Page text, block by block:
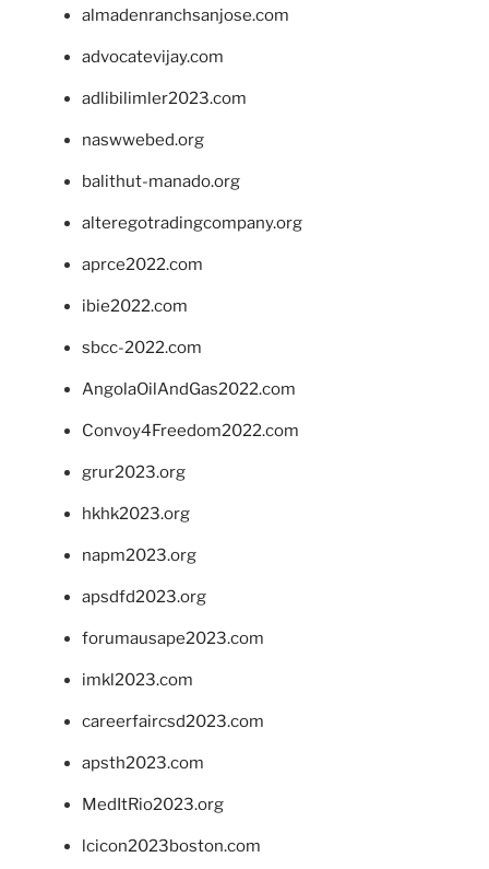
almadenranchsanjose.com
advocatevijay.com
adlibilimler2023.com
naswwebed.org
balithut-manado.org
alteregotradingcompany.org
aprce2022.com
ibie2022.com
sbcc-2022.com
AngolaOilAndGas2022.com
Convoy4Freedom2022.com
grur2023.org
hkhk2023.org
napm2023.org
apsdfd2023.org
forumausape2023.com
imkl2023.com
careerfaircsd2023.com
apsth2023.com
MedItRio2023.org
lcicon2023boston.com